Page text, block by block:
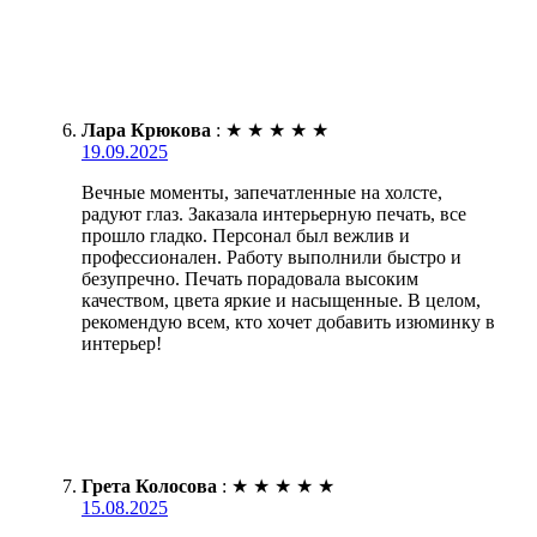
Лара Крюкова : ★ ★ ★ ★ ★
19.09.2025
Вечные моменты, запечатленные на холсте,
радуют глаз. Заказала интерьерную печать, все
прошло гладко. Персонал был вежлив и
профессионален. Работу выполнили быстро и
безупречно. Печать порадовала высоким
качеством, цвета яркие и насыщенные. В целом,
рекомендую всем, кто хочет добавить изюминку в
интерьер!
Грета Колосова : ★ ★ ★ ★ ★
15.08.2025